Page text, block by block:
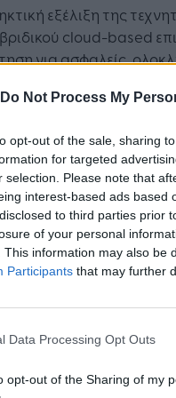
Do Not Process My
opt-out of the sale, sharing
for targeted
selection. Please note that
interest-based ads based
to third parties prior
of your personal
This information may also be
Participants that may further
Data Processing Opt Outs
opt-out of the Sharing of my
εξέλιξη της
cloud-based
για ασφαλείς,
από το edge μέχρι
ανάγκες που έχει
στα
το portfolio της
εξέλιξη στον χώρο
της κρίσιμότητας
απογειώνει την
ηγετικό ρόλο